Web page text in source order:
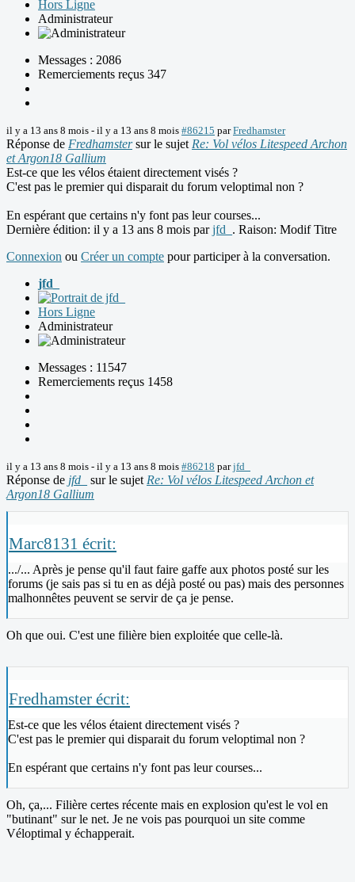
Hors Ligne
Administrateur
Messages : 2086
Remerciements reçus 347
il y a 13 ans 8 mois - il y a 13 ans 8 mois #86215 parFredhamster
Réponse de Fredhamstersur le sujet Re: Vol vélos Litespeed Archon
et Argon18 Gallium
Est-ce que les vélos étaient directement visés ?
C'est pas le premier qui disparait du forum veloptimal non ?
En espérant que certains n'y font pas leur courses...
Dernière édition: il y a 13 ans 8 mois parjfd_ . Raison: Modif Titre
Connexion ou Créer un compte pour participer à la conversation.
jfd_
Hors Ligne
Administrateur
Messages : 11547
Remerciements reçus 1458
il y a 13 ans 8 mois - il y a 13 ans 8 mois #86218 parjfd_
Réponse de jfd_ sur le sujet Re: Vol vélos Litespeed Archon et
Argon18 Gallium
Marc8131 écrit:
.../... Après je pense qu'il faut faire gaffe aux photos posté sur les
forums (je sais pas si tu en as déjà posté ou pas) mais des personnes
malhonnêtes peuvent se servir de ça je pense.
Oh que oui. C'est une filière bien exploitée que celle-là.
Fredhamster écrit:
Est-ce que les vélos étaient directement visés ?
C'est pas le premier qui disparait du forum veloptimal non ?
En espérant que certains n'y font pas leur courses...
Oh, ça,... Filière certes récente mais en explosion qu'est le vol en
"butinant" sur le net. Je ne vois pas pourquoi un site comme
Véloptimal y échapperait.